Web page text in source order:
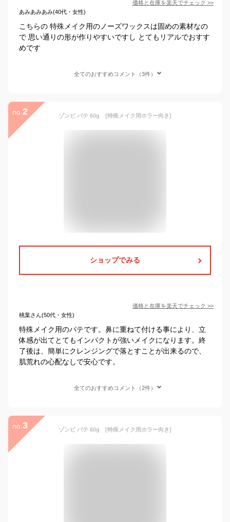
価格と在庫を楽天でチェック >>
あみあみあみ(40代・女性)
こちらの 特殊メイク用のノーズワックスは固めの素材なの
で 思い通りの形が作りやすいですし とてもリアルでおすす
めです
全てのおすすめコメント（3件）
no. 2 ゾンビ パテ 60g [特殊メイク用ホラー向き]
ショップでみる
価格と在庫を楽天でチェック >>
桃葉さん(50代・女性)
特殊メイク用のパテです。鼻に重ねて付ける事により、立
体感が出てとてもインパクトが強いメイクになります。終
了後は、簡単にクレンジングで落とすことが出来るので、
肌荒れの心配なしで安心です。
全てのおすすめコメント（2件）
no. 3 ゾンビ パテ 60g [特殊メイク用ホラー向き]